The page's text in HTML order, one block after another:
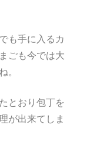
も手に入るカ
ごも今では大
。
とおり包丁を
が出来てしま